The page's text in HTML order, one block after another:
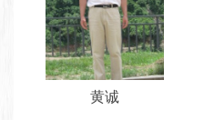
黄诚